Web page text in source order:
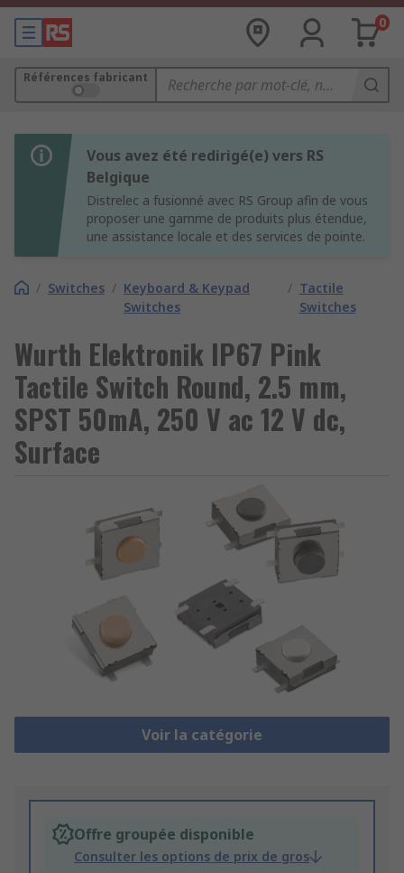
0
Références fabricant
Vous avez été redirigé(e) vers RS
Belgique
Distrelec a fusionné avec RS Group afin de vous
proposer une gamme de produits plus étendue,
une assistance locale et des services de pointe.
/ Switches / Keyboard & Keypad
Switches
/ Tactile
Switches
Wurth Elektronik IP67 Pink
Tactile Switch Round, 2.5 mm,
SPST 50mA, 250 V ac 12 V dc,
Surface
Voir la catégorie
Offre groupée disponible
Consulter les options de prix de gros